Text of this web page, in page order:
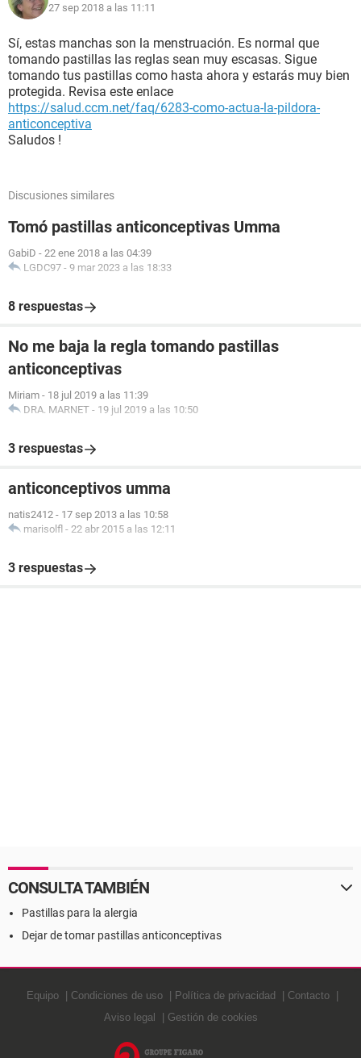
27 sep 2018 a las 11:11
Sí, estas manchas son la menstruación. Es normal que
tomando pastillas las reglas sean muy escasas. Sigue
tomando tus pastillas como hasta ahora y estarás muy bien
protegida. Revisa este enlace
https://salud.ccm.net/faq/6283-como-actua-la-pildora-
anticonceptiva
Saludos !
Discusiones similares
Tomó pastillas anticonceptivas Umma
GabiD - 22 ene 2018 a las 04:39
LGDC97 - 9 mar 2023 a las 18:33
8 respuestas
No me baja la regla tomando pastillas
anticonceptivas
Miriam - 18 jul 2019 a las 11:39
DRA. MARNET - 19 jul 2019 a las 10:50
3 respuestas
anticonceptivos umma
natis2412 - 17 sep 2013 a las 10:58
marisolfl - 22 abr 2015 a las 12:11
3 respuestas
CONSULTA TAMBIÉN
Pastillas para la alergia
Dejar de tomar pastillas anticonceptivas
Equipo Condiciones de uso Política de privacidad
Contacto
Aviso legal
Gestión de cookies